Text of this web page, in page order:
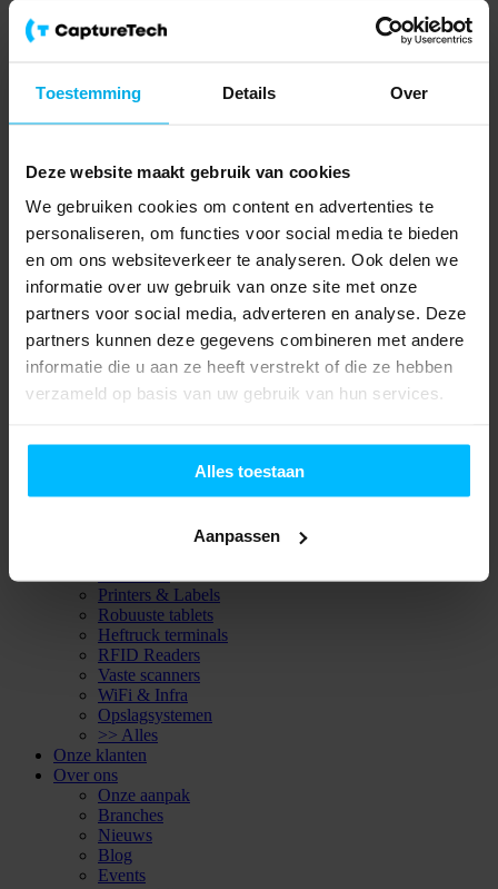
Toestemming Details Over
Deze website maakt gebruik van cookies
We gebruiken cookies om content en advertenties te
personaliseren, om functies voor social media te bieden
en om ons websiteverkeer te analyseren. Ook delen we
informatie over uw gebruik van onze site met onze
partners voor social media, adverteren en analyse. Deze
partners kunnen deze gegevens combineren met andere
informatie die u aan ze heeft verstrekt of die ze hebben
verzameld op basis van uw gebruik van hun services.
Alles toestaan
Aanpassen
Meer informatie over onze services?
+31 252 241544voor NL, +32 3 449 11 59
voor BE of mail naar
[email protected]
IT & Security
MicroSOC
Cyber Security (IT/OT)
Netwerk Infra
Logistiek
Magazijn Software
Data Dashboards
Barcode scanning
Voice picking
WMS / ERP Integraties
Service & Support
Mobiele Computers
Printers & Labels
Robuuste tablets
Heftruck terminals
RFID Readers
Vaste scanners
WiFi & Infra
Opslagsystemen
>> Alles
Onze klanten
Over ons
Onze aanpak
Branches
Nieuws
Blog
Events